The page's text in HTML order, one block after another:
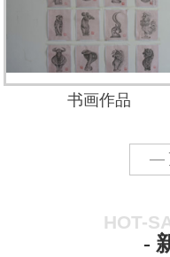
书画作品
—
HOT-
-